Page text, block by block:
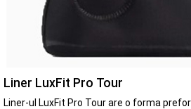
Liner LuxFit Pro Tour
Liner-ul LuxFit Pro Tour are o forma